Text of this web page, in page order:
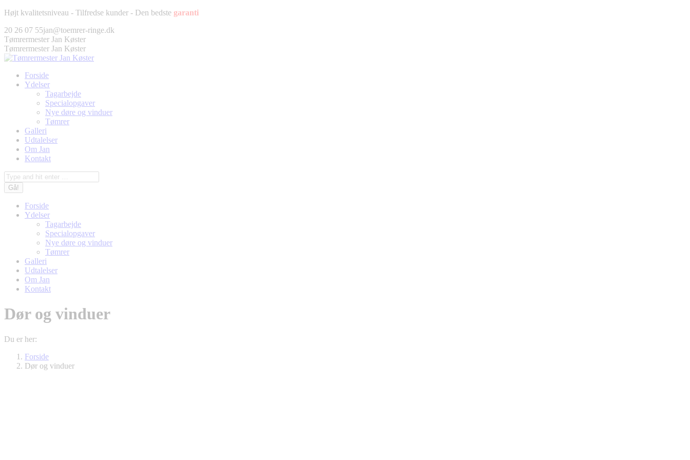
Fortsæt
indhold
Højt kvalitetsniveau - Tilfredse kunder - Den bedste garanti
Facebook
page
opens
in
window
Twitter
page
opens
in
window
Pinterest
page
opens
in
window
Instagram
page
opens
in
window
20 26 07 55jan@toemrer-ringe.dk
Tømrermester Jan Køster
Tømrermester Jan Køster
Forside
Ydelser
Tagarbejde
Specialopgaver
Nye døre og vinduer
Tømrer
Galleri
Udtalelser
Om Jan
Kontakt
Søg:
Forside
Ydelser
Tagarbejde
Specialopgaver
Nye døre og vinduer
Tømrer
Galleri
Udtalelser
Om Jan
Kontakt
Dør og vinduer
Du er her:
Forside
Dør og vinduer